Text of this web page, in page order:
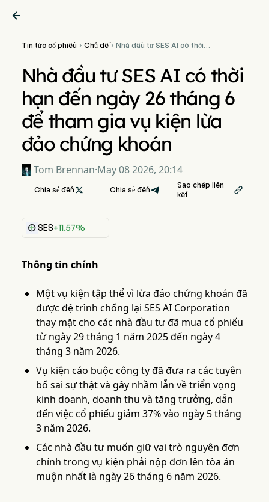

Tin tức cổ phiếu  Chủ đề Nhà đầu tư SES AI có thời
chứng khoán
Nhà đầu tư SES AI có thời
hạn đến ngày 26 tháng 6
để tham gia vụ kiện lừa
đảo chứng khoán
Tom Brennan·May 08 2026, 20:14
Chia sẻ đến  Chia sẻ đến
Sao chép liên
kết

SES+11.57%
Thông tin chính
Một vụ kiện tập thể vì lừa đảo chứng khoán đã
được đệ trình chống lại SES AI Corporation
thay mặt cho các nhà đầu tư đã mua cổ phiếu
từ ngày 29 tháng 1 năm 2025 đến ngày 4
tháng 3 năm 2026.
Vụ kiện cáo buộc công ty đã đưa ra các tuyên
bố sai sự thật và gây nhầm lẫn về triển vọng
kinh doanh, doanh thu và tăng trưởng, dẫn
đến việc cổ phiếu giảm 37% vào ngày 5 tháng
3 năm 2026.
Các nhà đầu tư muốn giữ vai trò nguyên đơn
chính trong vụ kiện phải nộp đơn lên tòa án
muộn nhất là ngày 26 tháng 6 năm 2026.